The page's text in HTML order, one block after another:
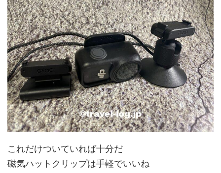
これだけついていれば十分だ
磁気ハットクリップは手軽でいいね